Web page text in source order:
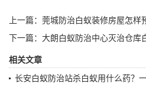
上一篇： 莞城防治白蚁装修房屋怎样
下一篇： 大朗白蚁防治中心灭治仓库
相关文章
长安白蚁防治站杀白蚁用什么药？